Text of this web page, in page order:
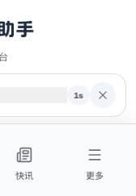
，不构成投资建议
1s
快讯 更多